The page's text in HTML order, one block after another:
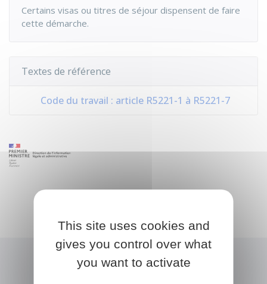
Certains visas ou titres de séjour dispensent de faire
cette démarche.
Textes de référence
Code du travail : article R5221-1 à R5221-7
This site uses cookies and
gives you control over what
you want to activate